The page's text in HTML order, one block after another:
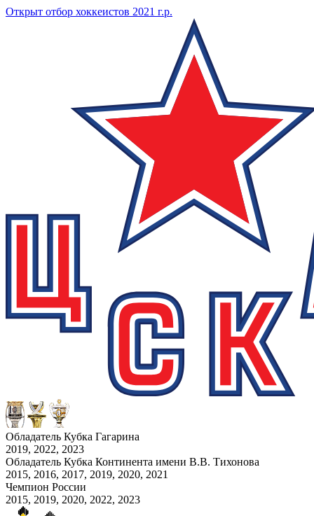
Открыт отбор хоккеистов 2021 г.р.
Обладатель Кубка Гагарина
2019, 2022, 2023
Обладатель Кубка Континента имени В.В. Тихонова
2015, 2016, 2017, 2019, 2020, 2021
Чемпион России
2015, 2019, 2020, 2022, 2023